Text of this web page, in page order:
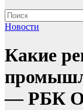
Новости
Какие
— РБК